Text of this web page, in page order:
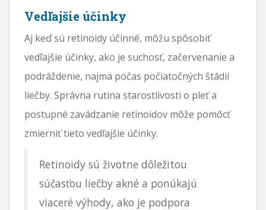
Vedľajšie účinky
Aj keď sú retinoidy účinné, môžu spôsobiť
vedľajšie účinky, ako je suchosť, začervenanie a
podráždenie, najmä počas počiatočných štádií
liečby. Správna rutina starostlivosti o pleť a
postupné zavádzanie retinoidov môže pomôcť
zmierniť tieto vedľajšie účinky.
Retinoidy sú životne dôležitou
súčasťou liečby akné a ponúkajú
viaceré výhody, ako je podpora